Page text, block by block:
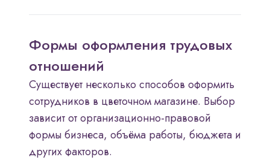
Формы оформления трудовых
отношений
Существует несколько способов оформить
сотрудников в цветочном магазине. Выбор
зависит от организационно-правовой
формы бизнеса, объёма работы, бюджета и
других факторов.